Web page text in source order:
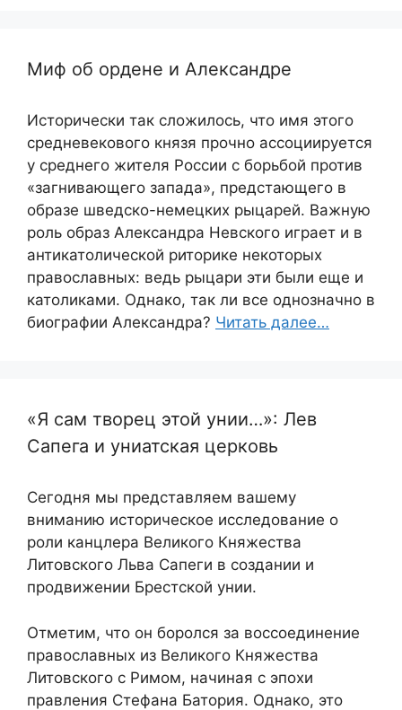
Миф об ордене и Александре
Исторически так сложилось, что имя этого
средневекового князя прочно ассоциируется
у среднего жителя России с борьбой против
«загнивающего запада», предстающего в
образе шведско-немецких рыцарей. Важную
роль образ Александра Невского играет и в
антикатолической риторике некоторых
православных: ведь рыцари эти были еще и
католиками. Однако, так ли все однозначно в
биографии Александра? Читать далее…
«Я сам творец этой унии…»: Лев
Сапега и униатская церковь
Сегодня мы представляем вашему
вниманию историческое исследование о
роли канцлера Великого Княжества
Литовского Льва Сапеги в создании и
продвижении Брестской унии.
Отметим, что он боролся за воссоединение
православных из Великого Княжества
Литовского с Римом, начиная с эпохи
правления Стефана Батория. Однако, это